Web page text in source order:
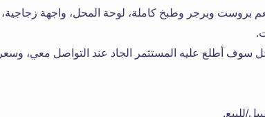
وبرجر وطبخ كاملة، لوحة المحل، واجهة زجاجية،
سوف أطلع عليه المستثمر الجاد عند التواصل معي، وسعر
للبيع.